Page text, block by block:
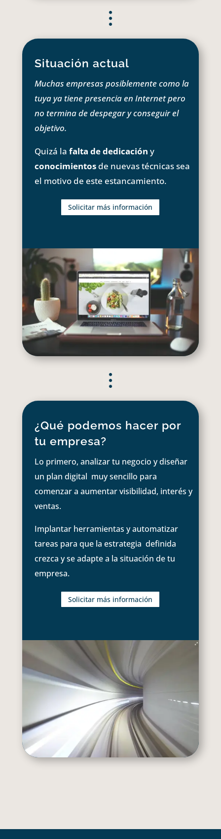
Situación actual
Muchas empresas posiblemente como la
tuya ya tiene presencia en Internet pero
no termina de despegar y conseguir el
objetivo.
Quizá la falta de dedicación y
conocimientosde nuevas técnicas sea
el motivo de este estancamiento.
Solicitar más información
¿Qué podemos hacer por
tu empresa?
Lo primero, analizar tu negocio y diseñar
un plan digital muy sencillo para
comenzar a aumentar visibilidad, interés y
ventas.
Implantar herramientas y automatizar
tareas para que la estrategia definida
crezca y se adapte a la situación de tu
empresa.
Solicitar más información